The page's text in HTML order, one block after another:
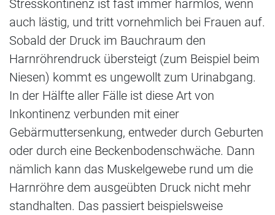
Stresskontinenz ist fast immer harmlos, wenn
auch lästig, und tritt vornehmlich bei Frauen auf.
Sobald der Druck im Bauchraum den
Harnröhrendruck übersteigt (zum Beispiel beim
Niesen) kommt es ungewollt zum Urinabgang.
In der Hälfte aller Fälle ist diese Art von
Inkontinenz verbunden mit einer
Gebärmuttersenkung, entweder durch Geburten
oder durch eine Beckenbodenschwäche. Dann
nämlich kann das Muskelgewebe rund um die
Harnröhre dem ausgeübten Druck nicht mehr
standhalten. Das passiert beispielsweise